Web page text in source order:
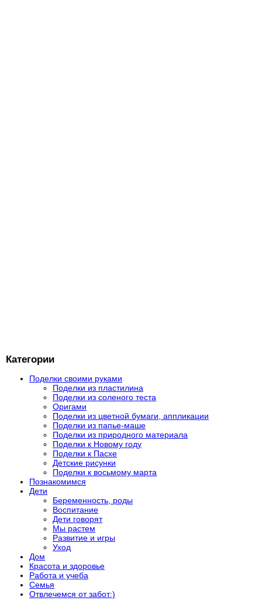
Категории
Поделки своими руками
Поделки из пластилина
Поделки из соленого теста
Оригами
Поделки из цветной бумаги, аппликации
Поделки из папье-маше
Поделки из природного материала
Поделки к Новому году
Поделки к Пасхе
Детские рисунки
Поделки к восьмому марта
Познакомимся
Дети
Беременность, роды
Воспитание
Дети говорят
Мы растем
Развитие и игры
Уход
Дом
Красота и здоровье
Работа и учеба
Семья
Отвлечемся от забот:)